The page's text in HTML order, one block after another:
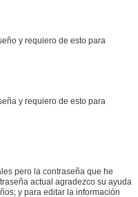
y requiero de esto para
y requiero de esto para
pero la contraseña que he
actual agradezco su ayuda
y para editar la información